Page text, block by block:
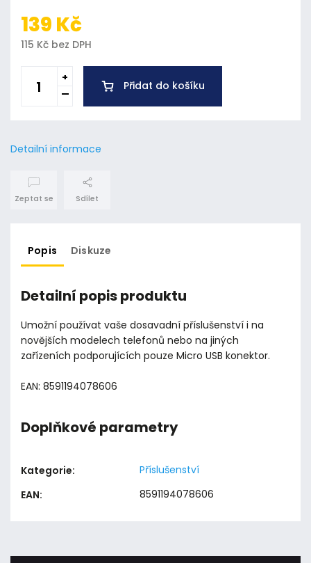
139 Kč
115 Kč bez DPH
Přidat do košíku
Detailní informace
Zeptat se Sdílet
Popis Diskuze
Detailní popis produktu
Umožní používat vaše dosavadní příslušenství i na
novějších modelech telefonů nebo na jiných
zařízeních podporujících pouze Micro USB konektor.
EAN: 8591194078606
Doplňkové parametry
Kategorie:
Příslušenství
EAN: 8591194078606